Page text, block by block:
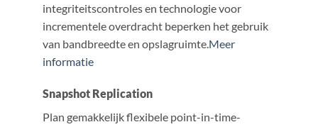
integriteitscontroles en technologie voor
incrementele overdracht beperken het gebruik
van bandbreedte en opslagruimte. Meer
informatie
Snapshot Replication
Plan gemakkelijk flexibele point-in-time-